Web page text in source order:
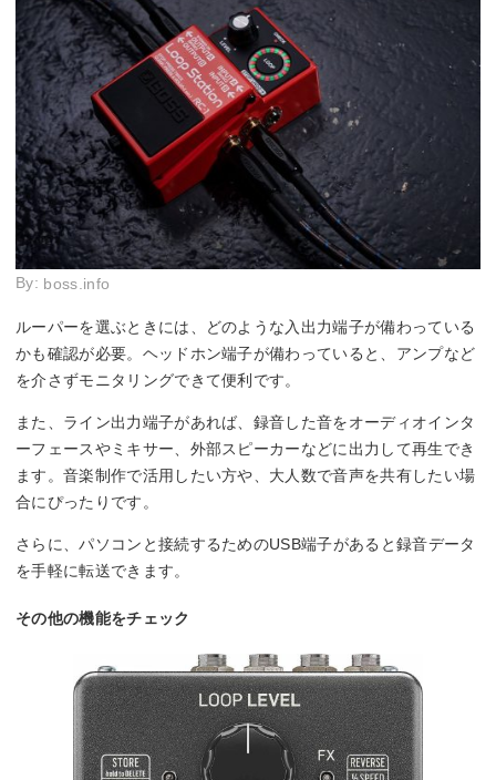
By: boss.info
ルーパーを選ぶときには、どのような入出力端子が備わっている
かも確認が必要。ヘッドホン端子が備わっていると、アンプなど
を介さずモニタリングできて便利です。
また、ライン出力端子があれば、録音した音をオーディオインタ
ーフェースやミキサー、外部スピーカーなどに出力して再生でき
ます。音楽制作で活用したい方や、大人数で音声を共有したい場
合にぴったりです。
さらに、パソコンと接続するためのUSB端子があると録音データ
を手軽に転送できます。
その他の機能をチェック